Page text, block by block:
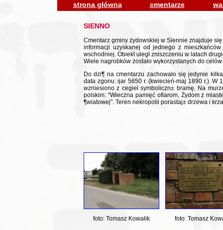
strona główna cmentarze
SIENNO
Cmentarz gminy żydowskiej w Siennie znajduje
informacji uzyskanej od jednego z
wschodniej. Obiekt uległ zniszczeniu w latach
Wiele nagrobków zostało wykorzystanych do
Do dzi¶ na cmentarzu zachowało się jedynie
data zgonu: ijar 5650 r. (kwiecień-maj 1890 r.). W
wzniesiono z cegieł symboliczn± bramę. Na
polskim: "Wieczna pamięć ofiarom, Żydom z
¶wiatowej". Teren nekropolii porastaj± drzewa i
foto: Tomasz Kowalik foto: Tomasz